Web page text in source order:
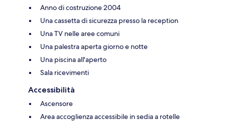
Anno di costruzione 2004
Una cassetta di sicurezza presso la reception
Una TV nelle aree comuni
Una palestra aperta giorno e notte
Una piscina all'aperto
Sala ricevimenti
Accessibilità
Ascensore
Area accoglienza accessibile in sedia a rotelle